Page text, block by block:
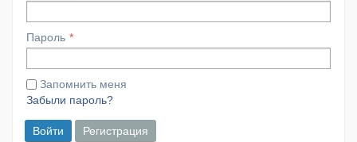
Пароль
Запомнить меня
Забыли пароль?
Войти Регистрация